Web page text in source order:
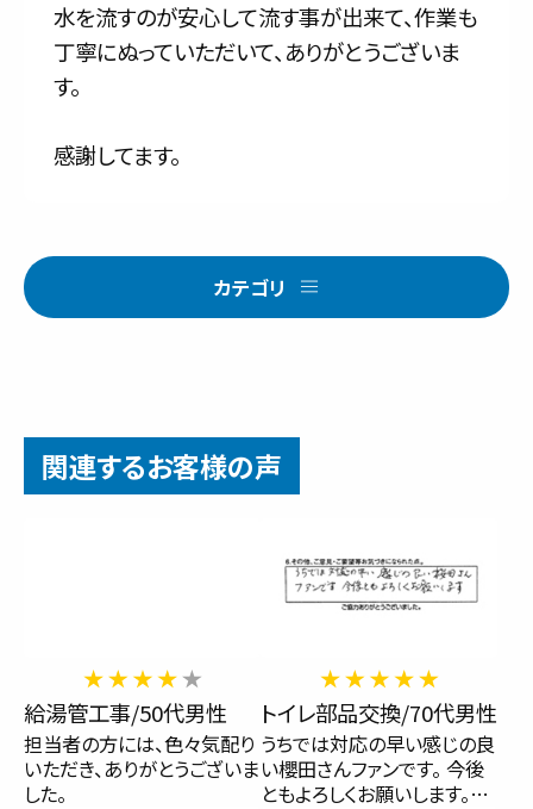
水を流すのが安心して流す事が出来て、作業も
丁寧にぬっていただいて、ありがとうございま
す。
感謝してます。
カテゴリ
関連するお客様の声
給湯管工事/50代男性
担当者の方には、色々気配り
いただき、ありがとうございま
した。
トイレ部品交換/70代男性
うちでは対応の早い感じの良
い櫻田さんファンです。 今後
ともよろしくお願いします。…